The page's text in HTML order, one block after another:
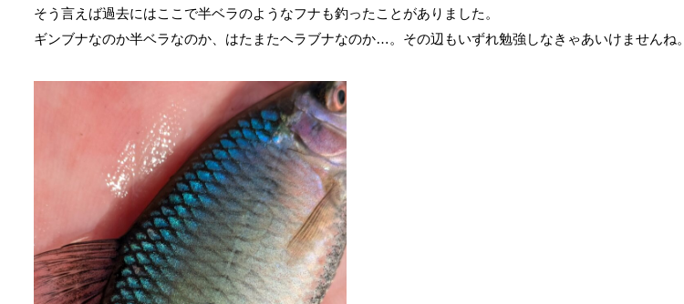
そう言えば過去にはここで半ベラのようなフナも釣ったことがありました。
ギンブナなのか半ベラなのか、はたまたヘラブナなのか…。その辺もいずれ勉強しなきゃあいけませんね。